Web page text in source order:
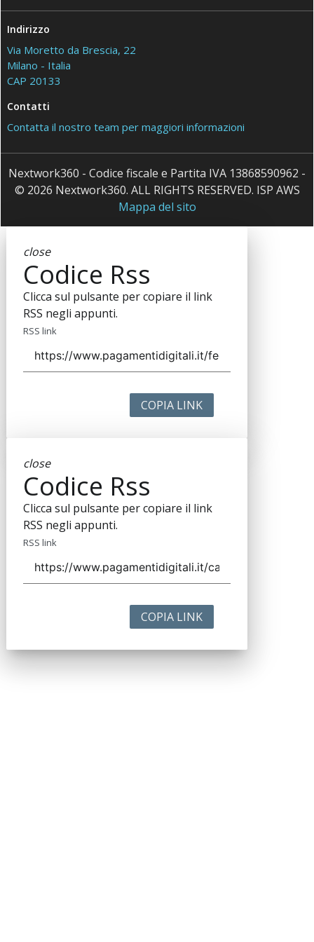
Indirizzo
Via Moretto da Brescia, 22
Milano - Italia
CAP 20133
Contatti
Contatta il nostro team per maggiori informazioni
Nextwork360 - Codice fiscale e Partita IVA 13868590962 -
© 2026 Nextwork360. ALL RIGHTS RESERVED. ISP AWS
Mappa del sito
close
Codice Rss
Clicca sul pulsante per copiare il link
RSS negli appunti.
RSS link
COPIA LINK
close
Codice Rss
Clicca sul pulsante per copiare il link
RSS negli appunti.
RSS link
COPIA LINK